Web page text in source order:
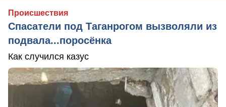
Происшествия
Спасатели под Таганрогом вызволяли из
подвала...поросёнка
Как случился казус